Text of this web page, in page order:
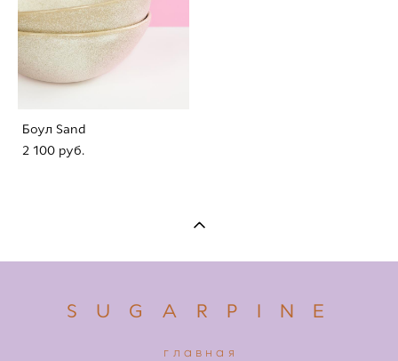
Боул Sand
2 100 pуб.
S U G A R P I N E
главная